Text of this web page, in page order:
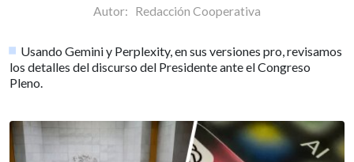
Autor: Redacción Cooperativa
Usando Gemini y Perplexity, en sus versiones pro, revisamos
los detalles del discurso del Presidente ante el Congreso
Pleno.